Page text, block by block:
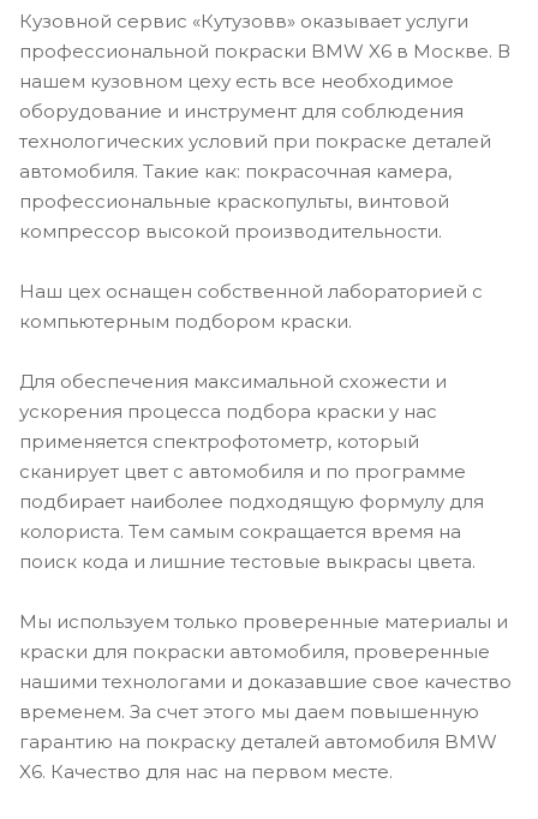
Кузовной сервис «Кутузовв» оказывает услуги
профессиональной покраски BMW X6 в Москве. В
нашем кузовном цеху есть все необходимое
оборудование и инструмент для соблюдения
технологических условий при покраске деталей
автомобиля. Такие как: покрасочная камера,
профессиональные краскопульты, винтовой
компрессор высокой производительности.
Наш цех оснащен собственной лабораторией с
компьютерным подбором краски.
Для обеспечения максимальной схожести и
ускорения процесса подбора краски у нас
применяется спектрофотометр, который
сканирует цвет с автомобиля и по программе
подбирает наиболее подходящую формулу для
колориста. Тем самым сокращается время на
поиск кода и лишние тестовые выкрасы цвета.
Мы используем только проверенные материалы и
краски для покраски автомобиля, проверенные
нашими технологами и доказавшие свое качество
временем. За счет этого мы даем повышенную
гарантию на покраску деталей автомобиля BMW
X6. Качество для нас на первом месте.